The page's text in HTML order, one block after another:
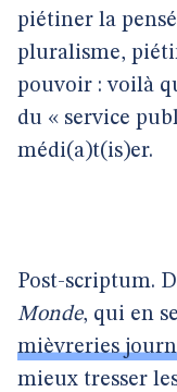
piétiner la
pluralisme,
pouvoir : voilà
du « service
médi(a)t(is)er.
Post-scriptum.
Monde, qui en
mièvreries
mieux tresser